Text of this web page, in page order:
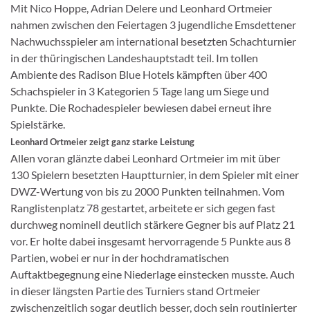
Mit Nico Hoppe, Adrian Delere und Leonhard Ortmeier
nahmen zwischen den Feiertagen 3 jugendliche Emsdettener
Nachwuchsspieler am international besetzten Schachturnier
in der thüringischen Landeshauptstadt teil. Im tollen
Ambiente des Radison Blue Hotels kämpften über 400
Schachspieler in 3 Kategorien 5 Tage lang um Siege und
Punkte. Die Rochadespieler bewiesen dabei erneut ihre
Spielstärke.
Leonhard Ortmeier zeigt ganz starke Leistung
Allen voran glänzte dabei Leonhard Ortmeier im mit über
130 Spielern besetzten Hauptturnier, in dem Spieler mit einer
DWZ-Wertung von bis zu 2000 Punkten teilnahmen. Vom
Ranglistenplatz 78 gestartet, arbeitete er sich gegen fast
durchweg nominell deutlich stärkere Gegner bis auf Platz 21
vor. Er holte dabei insgesamt hervorragende 5 Punkte aus 8
Partien, wobei er nur in der hochdramatischen
Auftaktbegegnung eine Niederlage einstecken musste. Auch
in dieser längsten Partie des Turniers stand Ortmeier
zwischenzeitlich sogar deutlich besser, doch sein routinierter